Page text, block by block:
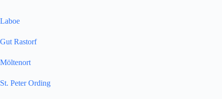
Laboe
Gut Rastorf
Möltenort
St. Peter Ording